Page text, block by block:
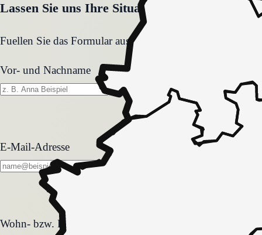
Lassen Sie uns Ihre Situation gemeinsam
Fuellen Sie das Formular aus. Wir melden uns zeitnah
Vor- und Nachname
E-Mail-Adresse
Wohn- bzw. Pflegeform
Wohn- bzw. Pflegeform